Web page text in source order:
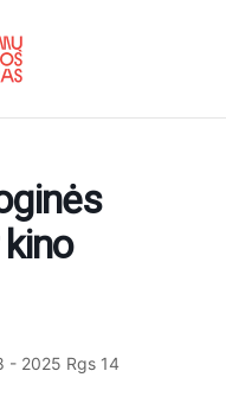
- 2025 Rgs 14